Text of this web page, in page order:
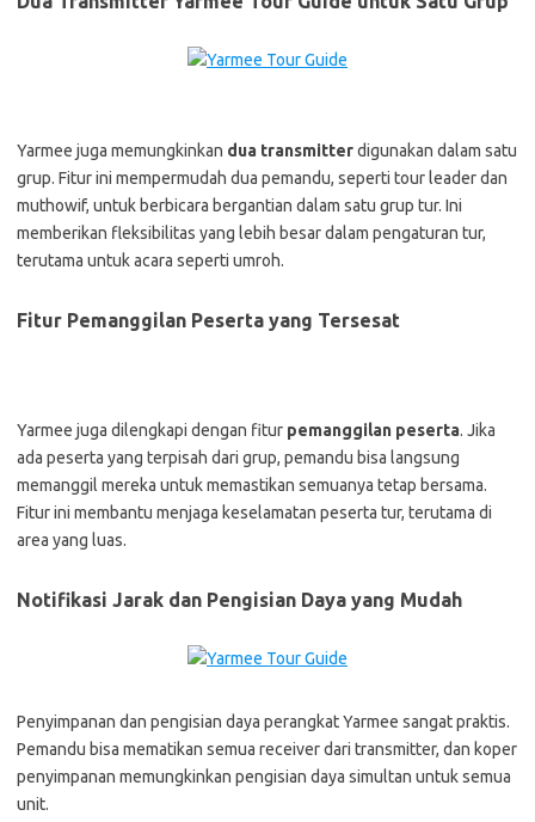
Yarmee juga memungkinkan dua transmitterdigunakan dalam satu
grup. Fitur ini mempermudah dua pemandu, seperti tour leader dan
muthowif, untuk berbicara bergantian dalam satu grup tur. Ini
memberikan fleksibilitas yang lebih besar dalam pengaturan tur,
terutama untuk acara seperti umroh.
Fitur Pemanggilan Peserta yang Tersesat
Yarmee juga dilengkapi dengan fitur pemanggilan peserta. Jika
ada peserta yang terpisah dari grup, pemandu bisa langsung
memanggil mereka untuk memastikan semuanya tetap bersama.
Fitur ini membantu menjaga keselamatan peserta tur, terutama di
area yang luas.
Notifikasi Jarak dan Pengisian Daya yang Mudah
Penyimpanan dan pengisian daya perangkat Yarmee sangat praktis.
Pemandu bisa mematikan semua receiver dari transmitter, dan koper
penyimpanan memungkinkan pengisian daya simultan untuk semua
unit.